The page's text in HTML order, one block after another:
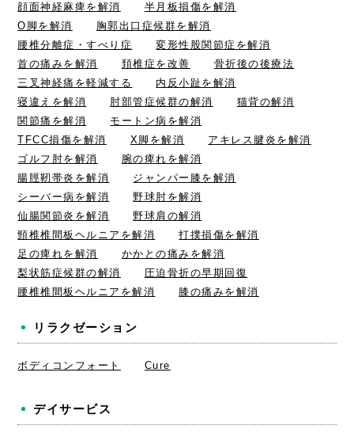
顔面神経麻痺を解消
半月板損傷を解消
O脚を解消
胸郭出口症候群を解消
腰椎分離症・すべり症
変形性股関節症を解消
首の痛みを解消
頚椎症を改善
骨折後の後療法
三叉神経痛を軽減する
内反小趾を解消
寝違えを解消
肘部管症候群の解消
猫背の解消
関節痛を解消
モートン病を解消
TFCC損傷を解消
X脚を解消
アキレス腱炎を解消
ゴルフ肘を解消
腕の痺れを解消
腸脛靭帯炎を解消
ジャンパー膝を解消
シーバー病を解消
野球肘を解消
仙腸関節炎を解消
野球肩の解消
頸椎椎間板ヘルニアを解消
打撲損傷を解消
足の痺れを解消
かかとの痛みを解消
梨状筋症候群の解消
圧迫骨折の早期回復
腰椎椎間板ヘルニアを解消
膝の痛みを解消
リラクゼーション
ボディコンフォート Cure
デイサービス